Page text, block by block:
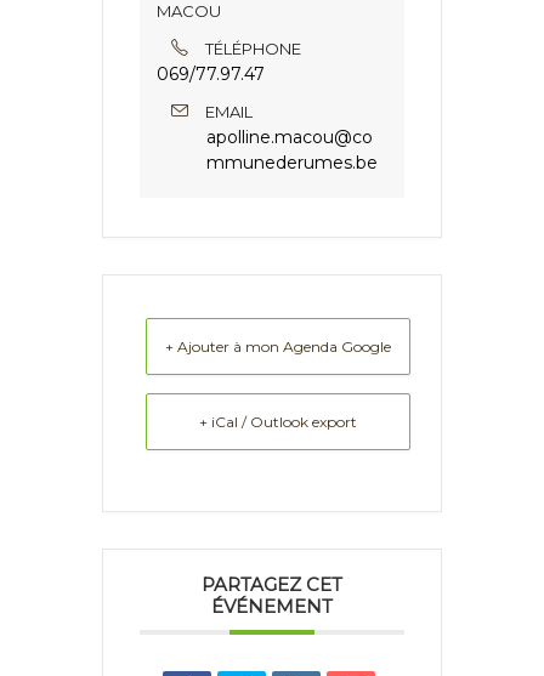
MACOU
TÉLÉPHONE
069/77.97.47
EMAIL
apolline.macou@co
mmunederumes.be
+ Ajouter à mon Agenda Google
+ iCal / Outlook export
PARTAGEZ CET
ÉVÉNEMENT